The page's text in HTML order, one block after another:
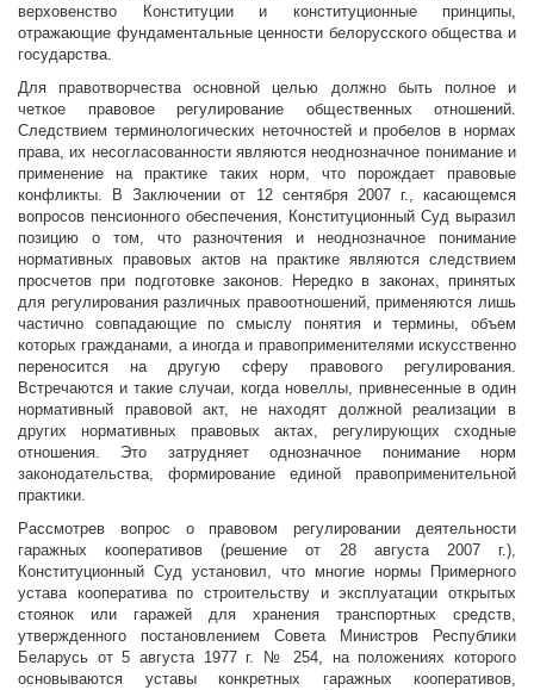
верховенство Конституции и конституционные принципы,
отражающие фундаментальные ценности белорусского общества и
государства.
Для правотворчества основной целью должно быть полное и
четкое правовое регулирование общественных отношений.
Следствием терминологических неточностей и пробелов в нормах
права, их несогласованности являются неоднозначное понимание и
применение на практике таких норм, что порождает правовые
конфликты. В Заключении от 12 сентября 2007 г., касающемся
вопросов пенсионного обеспечения, Конституционный Суд выразил
позицию о том, что разночтения и неоднозначное понимание
нормативных правовых актов на практике являются следствием
просчетов при подготовке законов. Нередко в законах, принятых
для регулирования различных правоотношений, применяются лишь
частично совпадающие по смыслу понятия и термины, объем
которых гражданами, а иногда и правоприменителями искусственно
переносится на другую сферу правового регулирования.
Встречаются и такие случаи, когда новеллы, привнесенные в один
нормативный правовой акт, не находят должной реализации в
других нормативных правовых актах, регулирующих сходные
отношения. Это затрудняет однозначное понимание норм
законодательства, формирование единой правоприменительной
практики.
Рассмотрев вопрос о правовом регулировании деятельности
гаражных кооперативов (решение от 28 августа 2007 г.),
Конституционный Суд установил, что многие нормы Примерного
устава кооператива по строительству и эксплуатации открытых
стоянок или гаражей для хранения транспортных средств,
утвержденного постановлением Совета Министров Республики
Беларусь от 5 августа 1977 г. № 254, на положениях которого
основываются уставы конкретных гаражных кооперативов,